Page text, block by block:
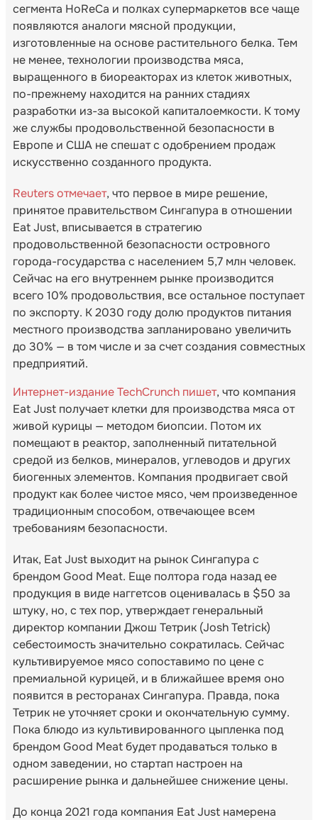
сегмента HoReCa и полках супермаркетов все чаще
появляются аналоги мясной продукции,
изготовленные на основе растительного белка. Тем
не менее, технологии производства мяса,
выращенного в биореакторах из клеток животных,
по-прежнему находится на ранних стадиях
разработки из-за высокой капиталоемкости. К тому
же службы продовольственной безопасности в
Европе и США не спешат с одобрением продаж
искусственно созданного продукта.
Reuters отмечает, что первое в мире решение,
принятое правительством Сингапура в отношении
Eat Just, вписывается в стратегию
продовольственной безопасности островного
города-государства с населением 5,7 млн человек.
Сейчас на его внутреннем рынке производится
всего 10% продовольствия, все остальное поступает
по экспорту. К 2030 году долю продуктов питания
местного производства запланировано увеличить
до 30% — в том числе и за счет создания совместных
предприятий.
Интернет-издание TechCrunch пишет, что компания
Eat Just получает клетки для производства мяса от
живой курицы — методом биопсии. Потом их
помещают в реактор, заполненный питательной
средой из белков, минералов, углеводов и других
биогенных элементов. Компания продвигает свой
продукт как более чистое мясо, чем произведенное
традиционным способом, отвечающее всем
требованиям безопасности.
Итак, Eat Just выходит на рынок Сингапура с
брендом Good Meat. Еще полтора года назад ее
продукция в виде наггетсов оценивалась в $50 за
штуку, но, с тех пор, утверждает генеральный
директор компании Джош Тетрик (Josh Tetrick)
себестоимость значительно сократилась. Сейчас
культивируемое мясо сопоставимо по цене с
премиальной курицей, и в ближайшее время оно
появится в ресторанах Сингапура. Правда, пока
Тетрик не уточняет сроки и окончательную сумму.
Пока блюдо из культивированного цыпленка под
брендом Good Meat будет продаваться только в
одном заведении, но стартап настроен на
расширение рынка и дальнейшее снижение цены.
До конца 2021 года компания Eat Just намерена